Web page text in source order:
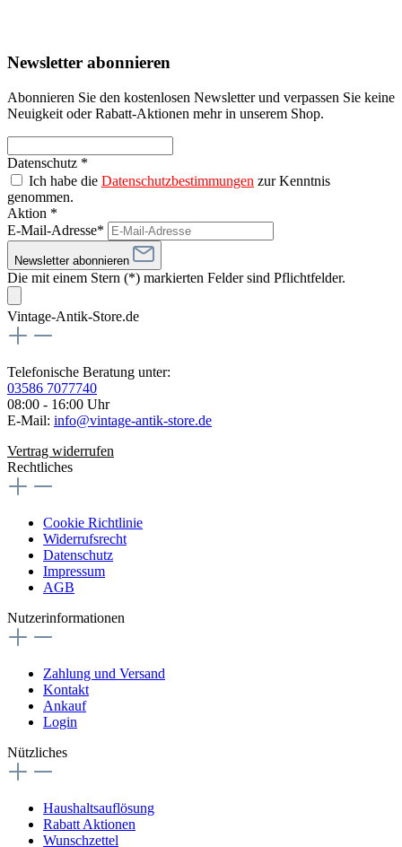
Newsletter abonnieren
Abonnieren Sie den kostenlosen Newsletter und verpassen Sie keine
Neuigkeit oder Rabatt-Aktionen mehr in unserem Shop.
Datenschutz *
Ich habe die Datenschutzbestimmungen zur Kenntnis
genommen.
Aktion *
E-Mail-Adresse*
Newsletter abonnieren
Die mit einem Stern (*) markierten Felder sind Pflichtfelder.
Vintage-Antik-Store.de
Telefonische Beratung unter:
03586 7077740
08:00 - 16:00 Uhr
E-Mail: info@vintage-antik-store.de
Vertrag widerrufen
Rechtliches
Cookie Richtlinie
Widerrufsrecht
Datenschutz
Impressum
AGB
Nutzerinformationen
Zahlung und Versand
Kontakt
Ankauf
Login
Nützliches
Haushaltsauflösung
Rabatt Aktionen
Wunschzettel